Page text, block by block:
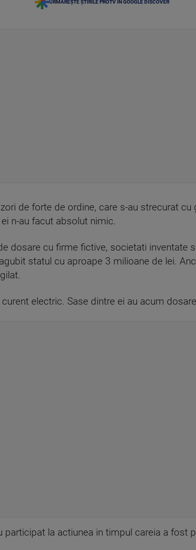
URMĂREȘTE ȘTIRILE PROTV ÎN GOOGLE DISCOVER
de forte de ordine, care s-au strecurat
n-au facut absolut nimic.
dosare cu firme fictive, societati inventate
statul cu aproape 3 milioane de lei.
electric. Sase dintre ei au acum
participat la actiunea in timpul careia a fost